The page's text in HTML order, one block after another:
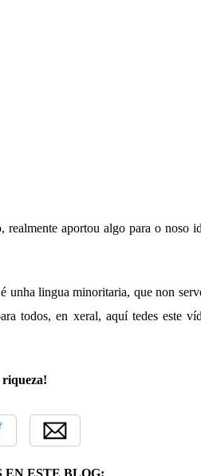
realmente aportou algo para o noso
unha lingua minoritaria, que non
todos, en xeral, aquí tedes este
riqueza!
EN ESTE BLOG: